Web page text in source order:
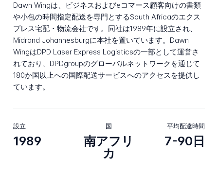
Dawn Wingは、ビジネスおよびeコマース顧客向けの書類
や小包の時間指定配送を専門とするSouth Africaのエクス
プレス宅配・物流会社です。同社は1989年に設立され、
Midrand Johannesburgに本社を置いています。Dawn
WingはDPD Laser Express Logisticsの一部として運営さ
れており、DPDgroupのグローバルネットワークを通じて
180か国以上への国際配送サービスへのアクセスを提供し
ています。
設立
1989
国
南アフリ
カ
平均配達時間
7-90日